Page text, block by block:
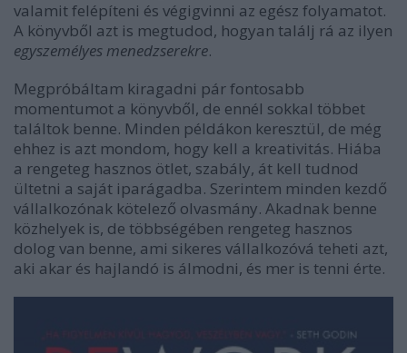
valamit felépíteni és végigvinni az egész folyamatot.
A könyvből azt is megtudod, hogyan találj rá az ilyen
egyszemélyes menedzserekre.
Megpróbáltam kiragadni pár fontosabb
momentumot a könyvből, de ennél sokkal többet
találtok benne. Minden példákon keresztül, de még
ehhez is azt mondom, hogy kell a kreativitás. Hiába
a rengeteg hasznos ötlet, szabály, át kell tudnod
ültetni a saját iparágadba. Szerintem minden kezdő
vállalkozónak kötelező olvasmány. Akadnak benne
közhelyek is, de többségében rengeteg hasznos
dolog van benne, ami sikeres vállalkozóvá teheti azt,
aki akar és hajlandó is álmodni, és mer is tenni érte.